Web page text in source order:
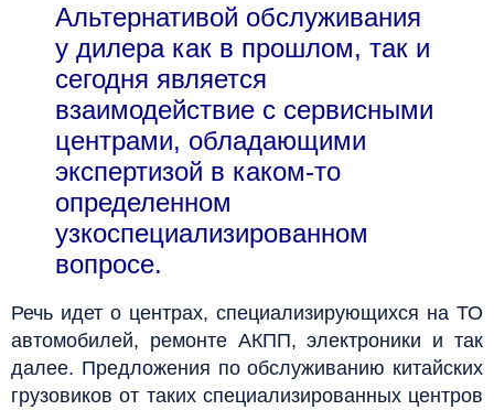
Альтернативой обслуживания
у дилера как в прошлом, так и
сегодня является
взаимодействие с сервисными
центрами, обладающими
экспертизой в каком-то
определенном
узкоспециализированном
вопросе.
Речь идет о центрах, специализирующихся на ТО
автомобилей, ремонте АКПП, электроники и так
далее. Предложения по обслуживанию китайских
грузовиков от таких специализированных центров